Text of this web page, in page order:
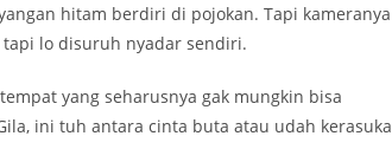
hitam berdiri di pojokan. Tapi kameranya
tapi lo disuruh nyadar sendiri.
yang seharusnya gak mungkin bisa
ini tuh antara cinta buta atau udah